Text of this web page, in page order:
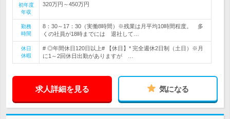
初年度
年収
320万円～450万円
勤務
時間
8：30～17：30（実働8時間）※残業は月平均10時間程度。 多
くの社員が18時までには 退社して…
休日
休暇
# ◎年間休日120日以上# 【休日】* 完全週休2日制（土日）※月
に1～2回休日出勤がありますが …
求人詳細を見る 気になる